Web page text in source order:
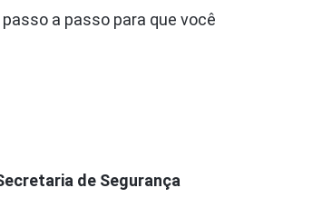
a passo para que você
de Segurança